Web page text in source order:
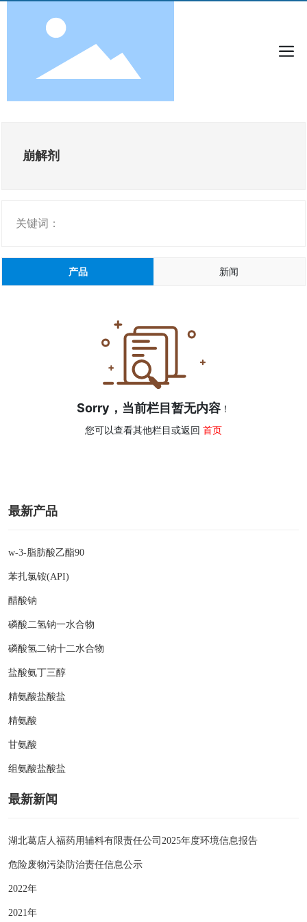
崩解剂
关键词：
产品 新闻
Sorry，当前栏目暂无内容！
您可以查看其他栏目或返回 首页
最新产品
w-3-脂肪酸乙酯90
苯扎氯铵(API)
醋酸钠
磷酸二氢钠一水合物
磷酸氢二钠十二水合物
盐酸氨丁三醇
精氨酸盐酸盐
精氨酸
甘氨酸
组氨酸盐酸盐
最新新闻
湖北葛店人福药用辅料有限责任公司2025年度环境信息报告
危险废物污染防治责任信息公示
2022年
2021年